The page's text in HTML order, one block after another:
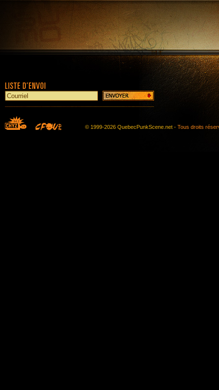
© 1999-2026 QuebecPunkScene.net - Tous droits